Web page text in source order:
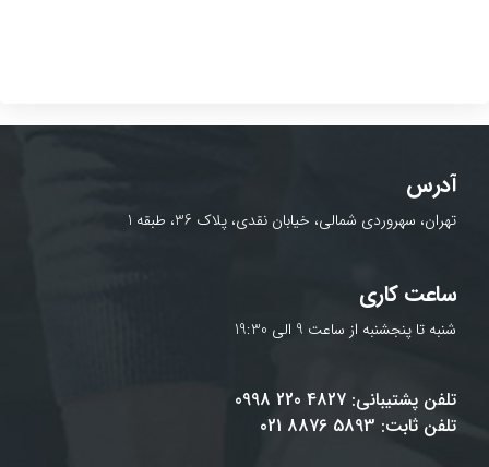
آدرس
تهران، سهروردی شمالی، خیابان نقدی، پلاک 36، طبقه 1
ساعت کاری
شنبه تا پنجشنبه از ساعت 9 الی 19:30
تلفن پشتیبانی: 4827 220 0998
تلفن ثابت: 5893 8876 021